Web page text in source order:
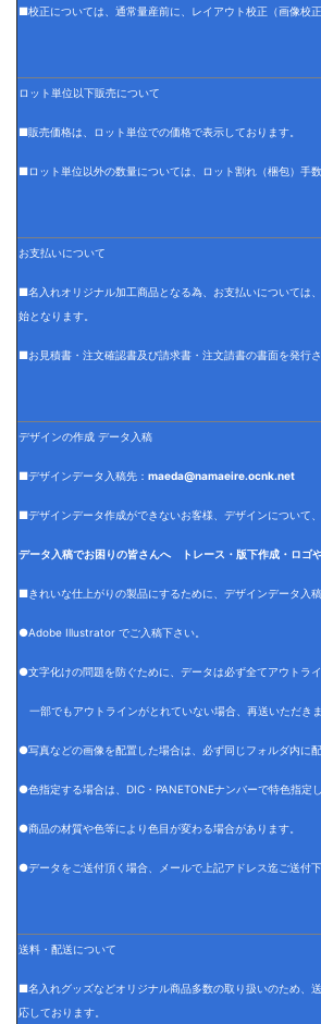
■校正については、通常量産前に、レイアウト校正（画像校
ロット単位以下販売について
■販売価格は、ロット単位での価格で表示しております。
■ロット単位以外の数量については、ロット割れ（梱包）手
お支払いについて
■名入れオリジナル加工商品となる為、お支払いについては
始となります。
■お見積書・注文確認書及び請求書・注文請書の書面を発行
デザインの作成 データ入稿
■デザインデータ入稿先： maeda@namaeire.ocnk.net
■デザインデータ作成ができないお客様、デザインについて
データ入稿でお困りの皆さんへ トレース・版下作成・ロゴ
■きれいな仕上がりの製品にするために、デザインデータ入
●Adobe Illustrator でご入稿下さい。
●文字化けの問題を防ぐために、データは必ず全てアウトライ
一部でもアウトラインがとれていない場合、再送いただき
●写真などの画像を配置した場合は、必ず同じフォルダ内に
●色指定する場合は、DIC・PANETONEナンバーで特色指定し
●商品の材質や色等により色目が変わる場合があります。
●データをご送付頂く場合、メールで上記アドレス迄ご送付下
送料・配送について
■名入れグッズなどオリジナル商品多数の取り扱いのため、
応しております。